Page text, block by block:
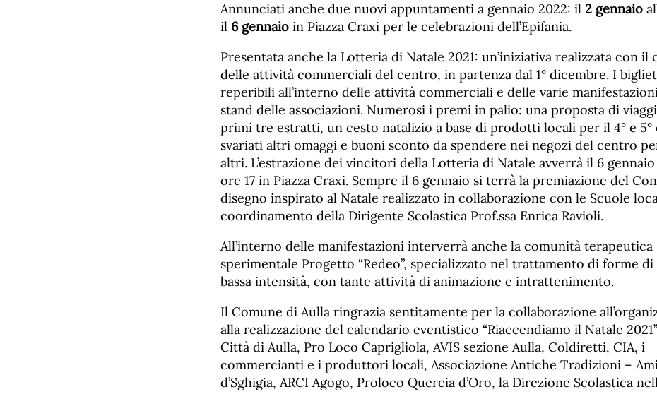
Annunciati anche due nuovi appuntamenti a gennaio 2022: il 2 gennaio
il 6 gennaio in Piazza Craxi per le celebrazioni dell’Epifania.
Presentata anche la Lotteria di Natale 2021: un’iniziativa realizzata con
delle attività commerciali del centro, in partenza dal 1° dicembre. I
reperibili all’interno delle attività commerciali e delle varie
stand delle associazioni. Numerosi i premi in palio: una proposta di
primi tre estratti, un cesto natalizio a base di prodotti locali per il 4° e 5°
svariati altri omaggi e buoni sconto da spendere nei negozi del centro
altri. L’estrazione dei vincitori della Lotteria di Natale avverrà il 6 gennaio
ore 17 in Piazza Craxi. Sempre il 6 gennaio si terrà la premiazione del
disegno inspirato al Natale realizzato in collaborazione con le Scuole
coordinamento della Dirigente Scolastica Prof.ssa Enrica Ravioli.
All’interno delle manifestazioni interverrà anche la comunità terapeutica
sperimentale Progetto “Redeo”, specializzato nel trattamento di forme
bassa intensità, con tante attività di animazione e intrattenimento.
Il Comune di Aulla ringrazia sentitamente per la collaborazione
alla realizzazione del calendario eventistico “Riaccendiamo il Natale
Città di Aulla, Pro Loco Caprigliola, AVIS sezione Aulla, Coldiretti, CIA, i
commercianti e i produttori locali, Associazione Antiche Tradizioni –
d’Sghigia, ARCI Agogo, Proloco Quercia d’Oro, la Direzione Scolastica